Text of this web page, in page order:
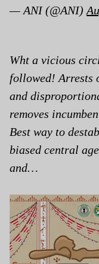
— ANI (@ANI)
Wht a vicious
followed! Arrests
and
removes
Best way to
biased central
and…